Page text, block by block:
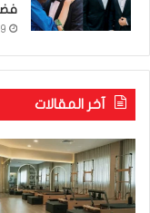
29
آخر المقالات